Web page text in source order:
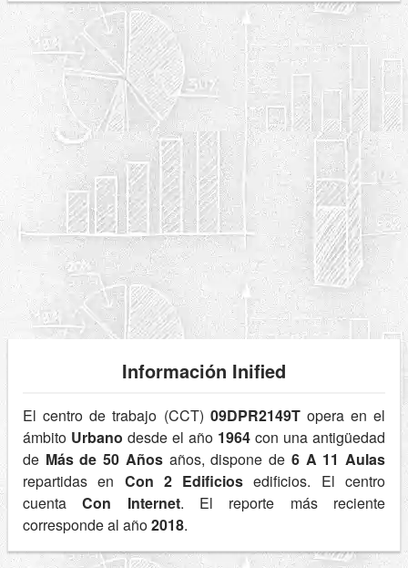
Información Inified
El centro de trabajo (CCT) 09DPR2149Topera en el
ámbito Urbano desde el año 1964 con una antigüedad
de Más de 50 Añosaños, dispone de 6 A 11 Aulas
repartidas en Con 2 Edificios edificios. El centro
cuentaCon Internet. El reporte más reciente
corresponde al año2018.